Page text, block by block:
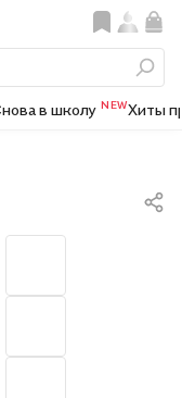
в школу NEWХиты